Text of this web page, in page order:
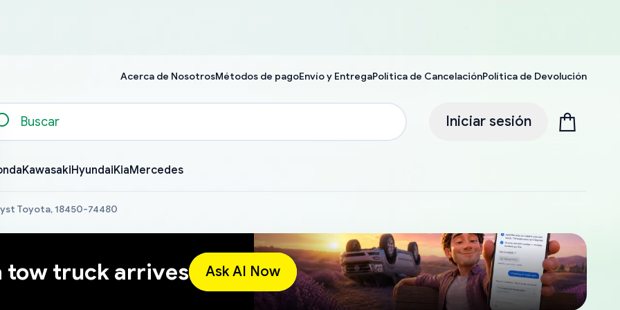
Acerca de NosotrosMétodos de pagoEnvío y EntregaPolítica de CancelaciónPolítica de Devolución
Iniciar sesión
KawasakiHyundaiKiaMercedes
Toyota, 18450-74480
tow truck arrives Ask AI Now